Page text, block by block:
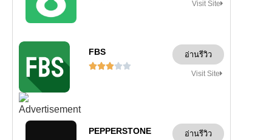
Visit Site
FBS

อ่านรีวิว
Visit Site
PEPPERSTONE อ่านรีวิว